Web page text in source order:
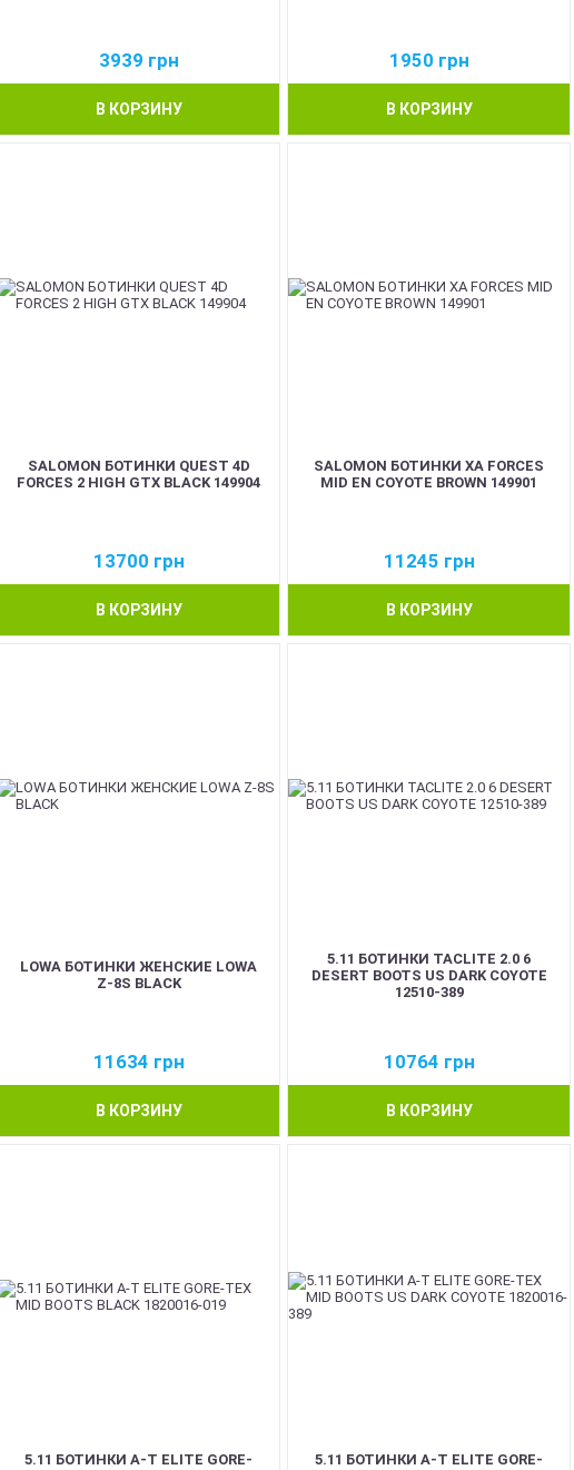
3939 грн
В КОРЗИНУ
1950 грн
В КОРЗИНУ
SALOMON БОТИНКИ QUEST 4D
FORCES 2 HIGH GTX BLACK 149904
13700 грн
В КОРЗИНУ
SALOMON БОТИНКИ XA FORCES
MID EN COYOTE BROWN 149901
11245 грн
В КОРЗИНУ
LOWA БОТИНКИ ЖЕНСКИЕ LOWA
Z-8S BLACK
11634 грн
В КОРЗИНУ
5.11 БОТИНКИ TACLITE 2.0 6
DESERT BOOTS US DARK COYOTE
12510-389
10764 грн
В КОРЗИНУ
5.11 БОТИНКИ A-T ELITE GORE-
5.11 БОТИНКИ A-T ELITE GORE-